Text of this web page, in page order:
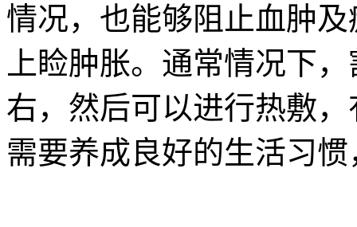
情况，也能够阻止血肿
上睑肿胀。通常情况下
右，然后可以进行热敷
需要养成良好的生活习